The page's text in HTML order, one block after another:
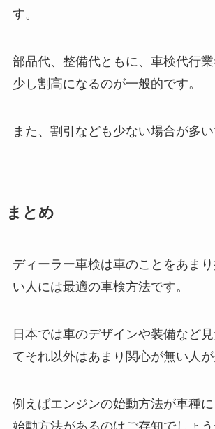
す。
部品代、整備代ともに、車検代行
少し割高になるのが一般的です。
また、割引なども少ない場合が多い
まとめ
ディーラー車検は車のことをあま
い人には最適の車検方法です。
日本では車のデザインや装備など
てそれ以外はあまり関心が無い人が
例えばエンジンの始動方法が車種
始動方法があるのはご存知でしょう